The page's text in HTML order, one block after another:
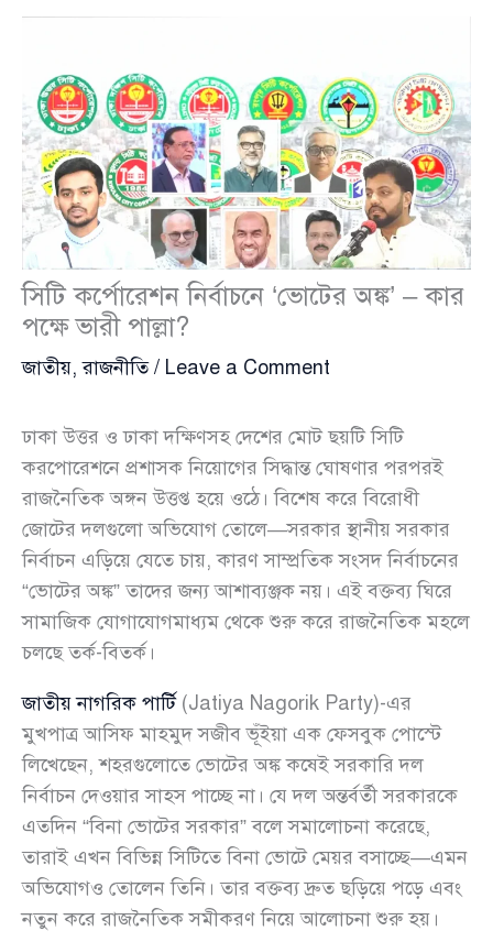
সিটি কর্পোরেশন নির্বাচনে ‘ভোটের অঙ্ক’ – কার
পক্ষে ভারী পাল্লা?
জাতীয়,রাজনীতি/ Leave a Comment
ঢাকা উত্তর ও ঢাকা দক্ষিণসহ দেশের মোট ছয়টি সিটি
করপোরেশনে প্রশাসক নিয়োগের সিদ্ধান্ত ঘোষণার পরপরই
রাজনৈতিক অঙ্গন উত্তপ্ত হয়ে ওঠে। বিশেষ করে বিরোধী
জোটের দলগুলো অভিযোগ তোলে—সরকার স্থানীয় সরকার
নির্বাচন এড়িয়ে যেতে চায়, কারণ সাম্প্রতিক সংসদ নির্বাচনের
“ভোটের অঙ্ক” তাদের জন্য আশাব্যঞ্জক নয়। এই বক্তব্য ঘিরে
সামাজিক যোগাযোগমাধ্যম থেকে শুরু করে রাজনৈতিক মহলে
চলছে তর্ক-বিতর্ক।
জাতীয় নাগরিক পার্টি(Jatiya Nagorik Party)-এর
মুখপাত্র আসিফ মাহমুদ সজীব ভূঁইয়া এক ফেসবুক পোস্টে
লিখেছেন, শহরগুলোতে ভোটের অঙ্ক কষেই সরকারি দল
নির্বাচন দেওয়ার সাহস পাচ্ছে না। যে দল অন্তর্বর্তী সরকারকে
এতদিন “বিনা ভোটের সরকার” বলে সমালোচনা করেছে,
তারাই এখন বিভিন্ন সিটিতে বিনা ভোটে মেয়র বসাচ্ছে—এমন
অভিযোগও তোলেন তিনি। তার বক্তব্য দ্রুত ছড়িয়ে পড়ে এবং
নতুন করে রাজনৈতিক সমীকরণ নিয়ে আলোচনা শুরু হয়।